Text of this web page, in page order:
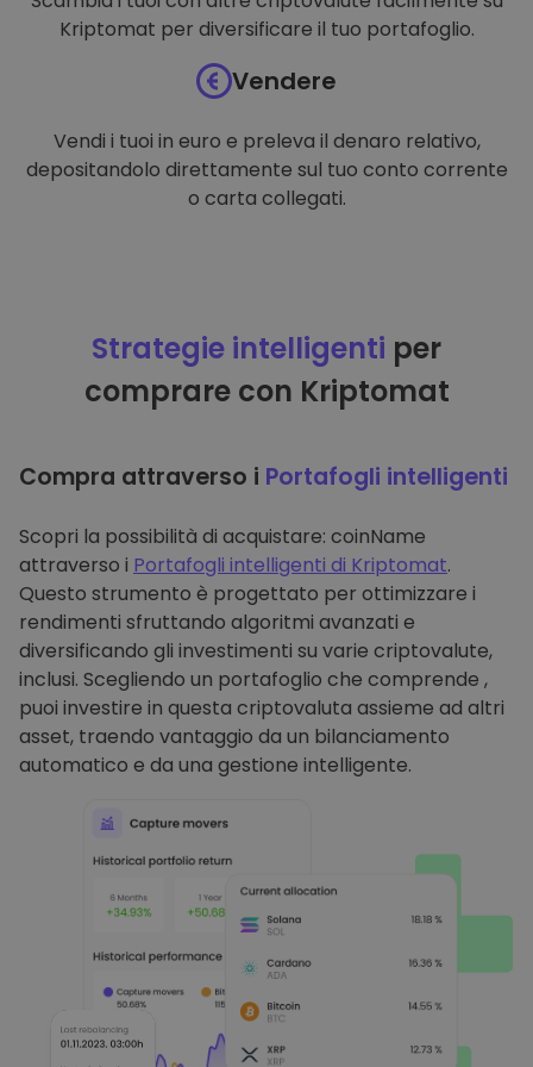
Kriptomat per diversificare il tuo portafoglio.
Vendere
Vendi i tuoi in euro e preleva il denaro relativo,
depositandolo direttamente sul tuo conto corrente
o carta collegati.
Strategie intelligenti per
comprare con Kriptomat
Compra attraverso i Portafogli intelligenti
Scopri la possibilità di acquistare: coinName
attraverso i Portafogli intelligenti di Kriptomat.
Questo strumento è progettato per ottimizzare i
rendimenti sfruttando algoritmi avanzati e
diversificando gli investimenti su varie criptovalute,
inclusi. Scegliendo un portafoglio che comprende ,
puoi investire in questa criptovaluta assieme ad altri
asset, traendo vantaggio da un bilanciamento
automatico e da una gestione intelligente.